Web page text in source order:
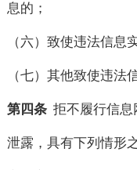
息的；
（六）致使违法信息
（七）其他致使违法
第四条 拒不履行信
泄露，具有下列情形